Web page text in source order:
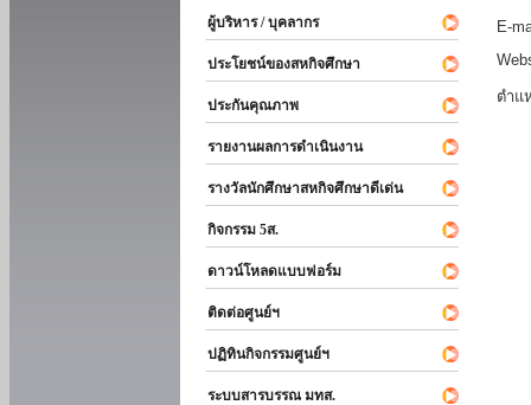
ผู้บริหาร / บุคลากร
ประโยชน์ของสหกิจศึกษา
ประกันคุณภาพ
รายงานผลการดำเนินงาน
รางวัลนักศึกษาสหกิจศึกษาดีเด่น
กิจกรรม 5ส.
ดาวน์โหลดแบบฟอร์ม
ติดต่อศูนย์ฯ
ปฏิทินกิจกรรมศูนย์ฯ
ระบบสารบรรณ มทส.
E-
ตำแ